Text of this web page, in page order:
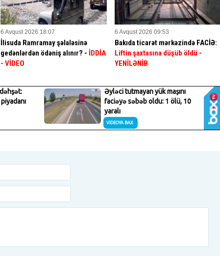
6 Avqust 2026 18:07
İlisuda Ramramay şəlaləsinə
gedənlərdən ödəniş alınır? - İDDİA
- VİDEO
6 Avqust 2026 09:53
Bakıda ticarət mərkəzində FACİƏ:
Liftin şaxtasına düşüb öldü -
YENİLƏNİB